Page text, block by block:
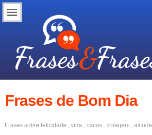
Frases de Bom Dia
Frases sobre felicidade , vida , riscos , coragem , atitude